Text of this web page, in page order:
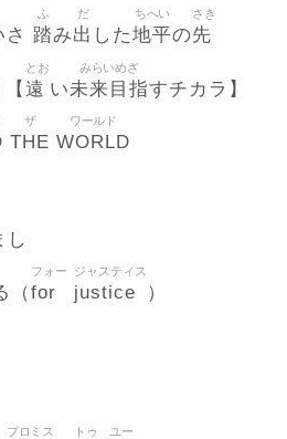
踏
ふ
み出
だ
した地平
ちへい
の先
さき
遠
とお
い未来目指
みらいめざ
すチカラ】
THE
ザ
WORLD
ワールド
し
（for
フォー
justice
ジャスティス
）
プロミス トゥ ユー